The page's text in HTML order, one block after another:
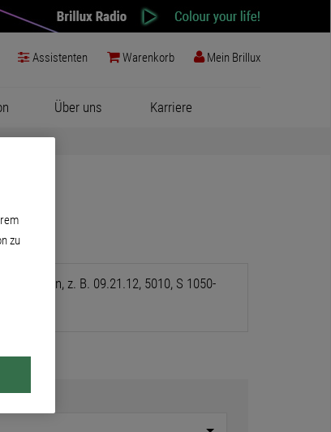
Assistenten Warenkorb Mein Brillux
Über uns Karriere
ein, z. B. 09.21.12, 5010, S 1050-
zu